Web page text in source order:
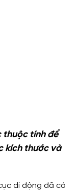
thuộc tính để
kích thước và
di động đã có